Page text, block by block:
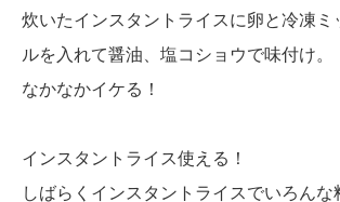
炊いたインスタントライスに卵と冷凍ミ
ルを入れて醤油、塩コショウで味付け。
なかなかイケる！
インスタントライス使える！
しばらくインスタントライスでいろんな